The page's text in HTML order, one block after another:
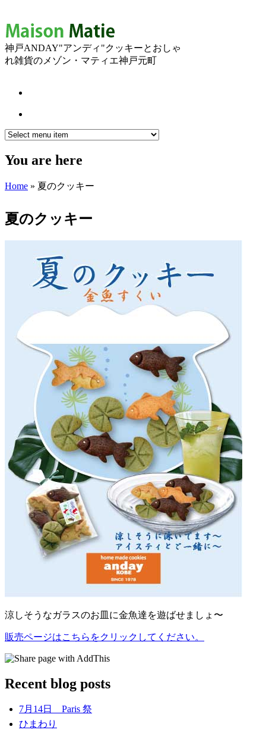
神戸ANDAY"アンディ"クッキーとおしゃ
れ雑貨のメゾン・マティエ神戸元町
You are here
Home » 夏のクッキー
夏のクッキー
涼しそうなガラスのお皿に金魚達を遊ばせましょ〜
販売ページはこちらをクリックしてください。
Recent blog posts
7月14日 Paris 祭
ひまわり